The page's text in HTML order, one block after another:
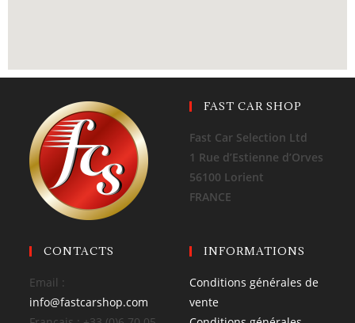
FAST CAR SHOP
Fast Car Selection Ltd
1 Rue d’Estienne d’Orves
56100 Lorient
FRANCE
CONTACTS
Email :
info@fastcarshop.com
INFORMATIONS
Conditions générales de
vente